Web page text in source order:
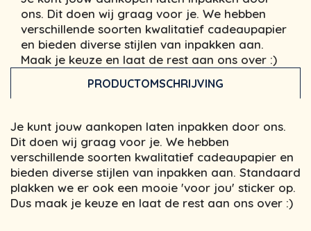
ons. Dit doen wij graag voor je. We hebben
verschillende soorten kwalitatief cadeaupapier
en bieden diverse stijlen van inpakken aan.
Maak je keuze en laat de rest aan ons over :)
PRODUCTOMSCHRIJVING
Je kunt jouw aankopen laten inpakken door ons.
Dit doen wij graag voor je. We hebben
verschillende soorten kwalitatief cadeaupapier en
bieden diverse stijlen van inpakken aan. Standaard
plakken we er ook een mooie 'voor jou' sticker op.
Dus maak je keuze en laat de rest aan ons over :)